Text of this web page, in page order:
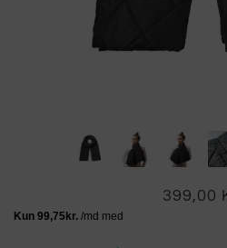
399,00